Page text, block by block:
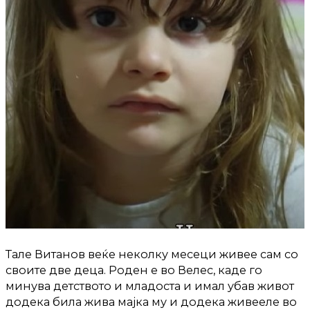
Тале Витанов веќе неколку месеци живее сам со
своите две деца. Роден е во Велес, каде го
минува детството и младоста и имал убав живот
додека била жива мајка му и додека живееле во